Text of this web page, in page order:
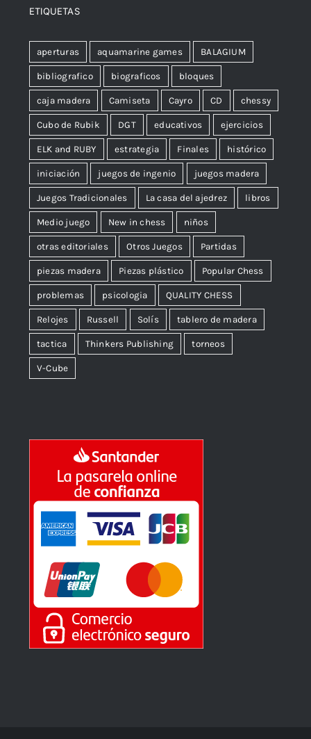
ETIQUETAS
aperturas aquamarine games BALAGIUM
bibliografico biograficos bloques
caja madera Camiseta Cayro CD chessy
Cubo de Rubik DGT educativos ejercicios
ELK and RUBY estrategia Finales histórico
iniciación juegos de ingenio juegos madera
Juegos Tradicionales La casa del ajedrez libros
Medio juego New in chess niños
otras editoriales Otros Juegos Partidas
piezas madera Piezas plástico Popular Chess
problemas psicologia QUALITY CHESS
Relojes Russell Solís tablero de madera
tactica Thinkers Publishing torneos
V-Cube